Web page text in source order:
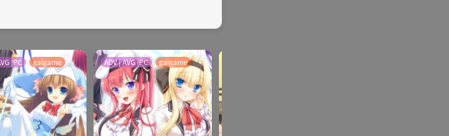
|PC galgame ADV | AVG |PC galgame